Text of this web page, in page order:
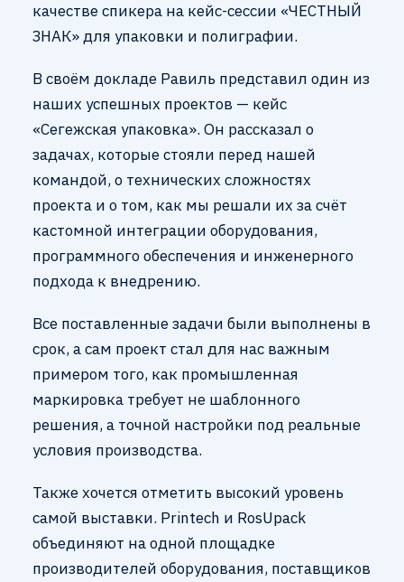
качестве спикера на кейс-сессии «ЧЕСТНЫЙ
ЗНАК» для упаковки и полиграфии.
В своём докладе Равиль представил один из
наших успешных проектов — кейс
«Сегежская упаковка». Он рассказал о
задачах, которые стояли перед нашей
командой, о технических сложностях
проекта и о том, как мы решали их за счёт
кастомной интеграции оборудования,
программного обеспечения и инженерного
подхода к внедрению.
Все поставленные задачи были выполнены в
срок, а сам проект стал для нас важным
примером того, как промышленная
маркировка требует не шаблонного
решения, а точной настройки под реальные
условия производства.
Также хочется отметить высокий уровень
самой выставки. Printech и RosUpack
объединяют на одной площадке
производителей оборудования, поставщиков